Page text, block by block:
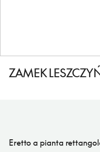
ZAMEK
Eretto a pianta